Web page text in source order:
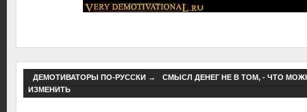
ДЕМОТИВАТОРЫ ПО-РУССКИ→
СМЫСЛ ДЕНЕГ НЕ В ТОМ, - ЧТО
ИЗМЕНИТЬ